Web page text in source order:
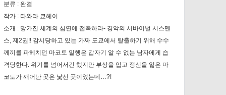
분류 : 완결
작가 : 타와라 쿄헤이
소개 : 망가진 세계의 심연에 접촉하라- 경악의 서바이벌 서스펜
스, 제2권!! 감시당하고 있는 가짜 도쿄에서 탈출하기 위해 수수
께끼를 파헤치던 마코토 일행은 갑자기 알 수 없는 남자에게 습
격당한다. 위기를 넘어서긴 했지만 부상을 입고 정신을 잃은 마
코토가 깨어난 곳은 낯선 곳이었는데…?!